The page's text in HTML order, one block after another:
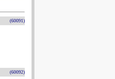
(60091)
(60092)